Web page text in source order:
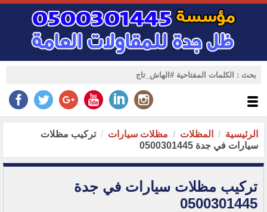
الرئيسية المظلات مظلات سيارات
تركيب مظلات
سيارات في جدة 0500301445
تركيب مظلات سيارات في جدة
0500301445